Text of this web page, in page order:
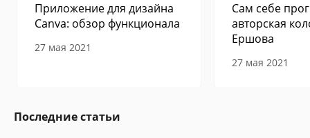
Приложение для дизайна
Canva: обзор функционала
27 мая 2021
Сам себе
авторская
Ершова
27 мая 2021
Последние статьи